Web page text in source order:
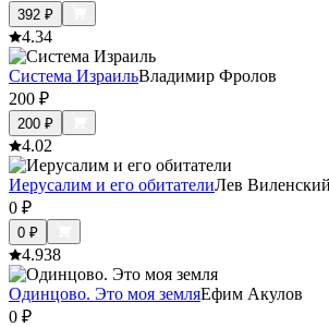
392 ₽
4.34
Система ИзраильВладимир Фролов
200 ₽
200 ₽
4.02
Иерусалим и его обитателиЛев Виленский
0 ₽
0 ₽
4.938
Одинцово. Это моя земляЕфим Акулов
0 ₽